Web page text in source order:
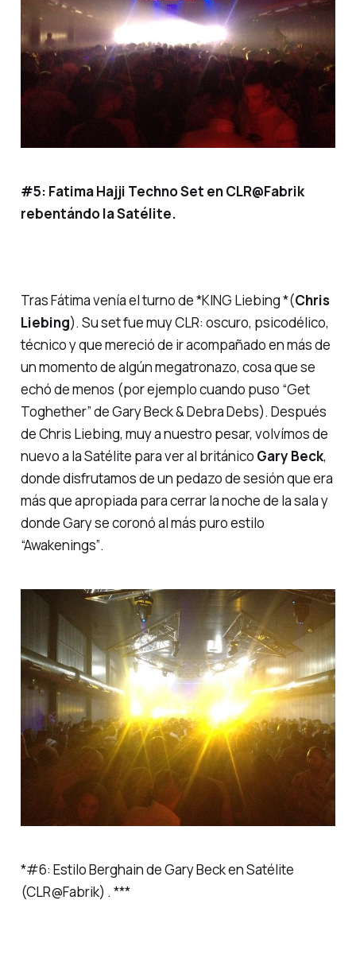
#5: Fatima Hajji Techno Set en CLR@Fabrik
rebentándo la Satélite.
Tras Fátima venía el turno de *KING Liebing *(Chris
Liebing). Su set fue muy CLR: oscuro, psicodélico,
técnico y que mereció de ir acompañado en más de
un momento de algún megatronazo, cosa que se
echó de menos (por ejemplo cuando puso “Get
Toghether”de Gary Beck & Debra Debs). Después
de Chris Liebing, muy a nuestro pesar, volvímos de
nuevo a la Satélite para ver al británico Gary Beck,
donde disfrutamos de un pedazo de sesión que era
más que apropiada para cerrar la noche de la sala y
donde Gary se coronó al más puro estilo
“Awakenings”.
*#6: Estilo Berghain de Gary Beck en Satélite
(CLR@Fabrik) . ***